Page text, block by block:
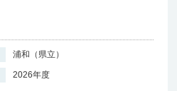
浦和（県立）
2026年度